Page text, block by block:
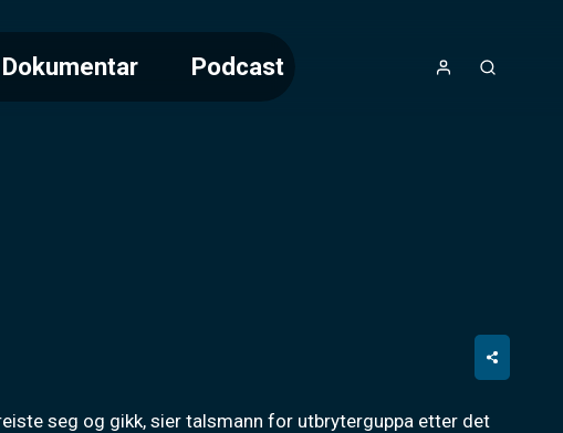
Dokumentar Podcast
seg og gikk, sier talsmann for utbryterguppa etter det